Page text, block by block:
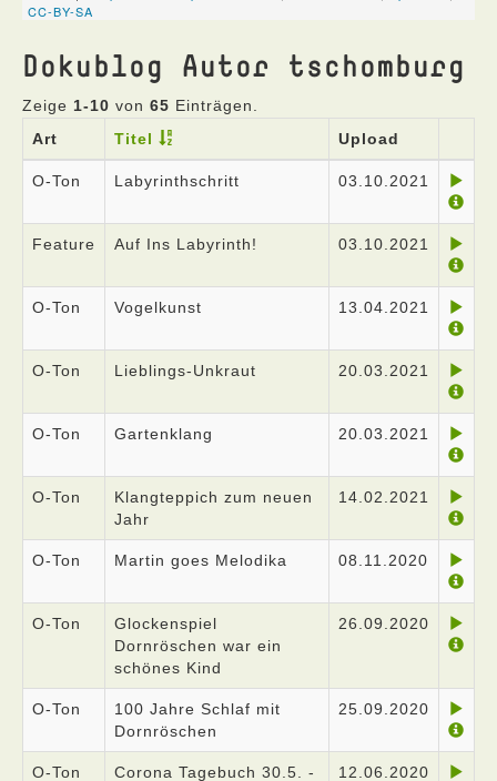
Dokublog Autor tschomburg
Zeige 1-10 von 65 Einträgen.
Art
Titel Upload
O-Ton Labyrinthschritt 03.10.2021
Feature Auf Ins Labyrinth! 03.10.2021
O-Ton Vogelkunst 13.04.2021
O-Ton Lieblings-Unkraut 20.03.2021
O-Ton Gartenklang 20.03.2021
O-Ton
Klangteppich zum neuen
Jahr
14.02.2021
O-Ton Martin goes Melodika 08.11.2020
O-Ton
Glockenspiel
Dornröschen war ein
schönes Kind
26.09.2020
O-Ton
100 Jahre Schlaf mit
Dornröschen
25.09.2020
O-Ton Corona Tagebuch 30.5. - 12.06.2020